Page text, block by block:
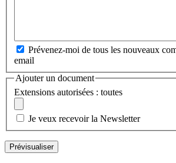
Prévenez-moi de tous les nouveaux
email
Ajouter un document
Extensions autorisées : toutes
Je veux recevoir la Newsletter